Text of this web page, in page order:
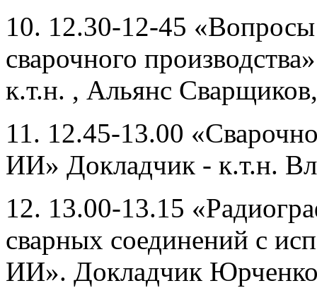
10. 12.30-12-45 «Вопросы
сварочного
к.т.н. , Альянс
11. 12.45-13.00
ИИ» Докладчик - к.т.н.
12. 13.00-13.15
сварных соединений с
ИИ». Докладчик